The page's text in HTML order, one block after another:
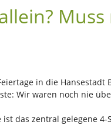
in die
Wir waren noch nie
ist das zentral gelegene